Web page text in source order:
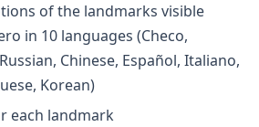
of the landmarks visible
in 10 languages (Checo,
Chinese, Español, Italiano,
Korean)
each landmark